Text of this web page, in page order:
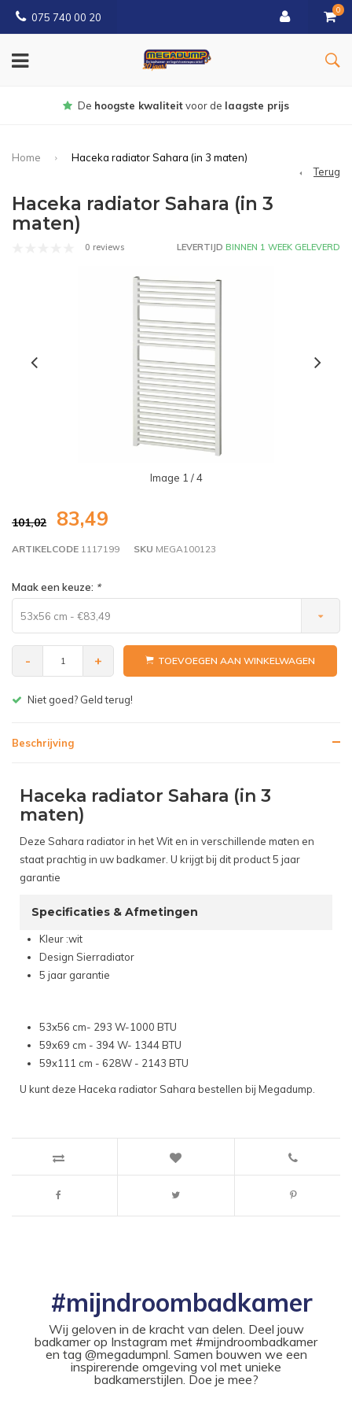
075 740 00 20
0
Gratisbezorgd vanaf € 150
Home
Haceka radiator Sahara (in 3 maten)
Terug
Haceka radiator Sahara (in 3
maten)
0 reviews LEVERTIJD BINNEN 1 WEEK GELEVERD
Image 1 / 4
101,02 83,49
ARTIKELCODE 1117199 SKU MEGA100123
Maak een keuze: *
53x56 cm - €83,49
- + TOEVOEGEN AAN WINKELWAGEN
Gratis bezorgen v.a. € 150,- (NL)
Beschrijving
Haceka radiator Sahara (in 3
maten)
Deze Sahara radiator in het Wit en in verschillende maten en
staat prachtig in uw badkamer. U krijgt bij dit product 5 jaar
garantie
Specificaties & Afmetingen
Kleur :wit
Design Sierradiator
5 jaar garantie
53x56 cm- 293 W-1000 BTU
59x69 cm - 394 W- 1344 BTU
59x111 cm - 628W - 2143 BTU
U kunt deze Haceka radiator Sahara bestellen bij Megadump.
#mijndroombadkamer
Wij geloven in de kracht van delen. Deel jouw
badkamer op Instagram met #mijndroombadkamer
en tag @megadumpnl. Samen bouwen we een
inspirerende omgeving vol met unieke
badkamerstijlen. Doe je mee?